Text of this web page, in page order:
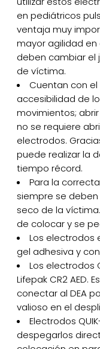
en pediátricos
ventaja muy
mayor agilidad en
deben cambiar el
de víctima.
Cuentan con
accesibilidad de
movimientos;
no se requiere
electrodos.
puede realizar la
tiempo récord.
Para la
siempre se
seco de la
de colocar y se
Los electrodos
gel adhesiva y
Los electrodos
Lifepak CR2 AED.
conectar al DEA
valioso en el
Electrodos
despegarlos